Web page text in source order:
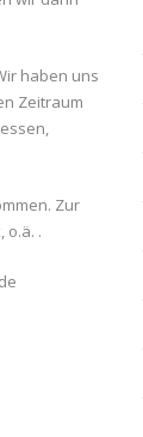
haben uns
Zeitraum
Zur
o.ä. .